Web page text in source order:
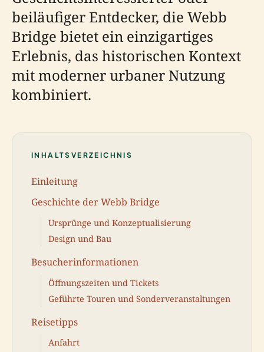
beiläufiger Entdecker, die Webb
Bridge bietet ein einzigartiges
Erlebnis, das historischen Kontext
mit moderner urbaner Nutzung
kombiniert.
INHALTSVERZEICHNIS
Einleitung
Geschichte der Webb Bridge
Ursprünge und Konzeptualisierung
Design und Bau
Besucherinformationen
Öffnungszeiten und Tickets
Geführte Touren und Sonderveranstaltungen
Reisetipps
Anfahrt